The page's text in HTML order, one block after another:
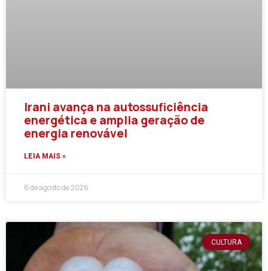
Irani avança na autossuficiência
energética e amplia geração de
energia renovável
LEIA MAIS »
6 de agosto de 2026
CULTURA